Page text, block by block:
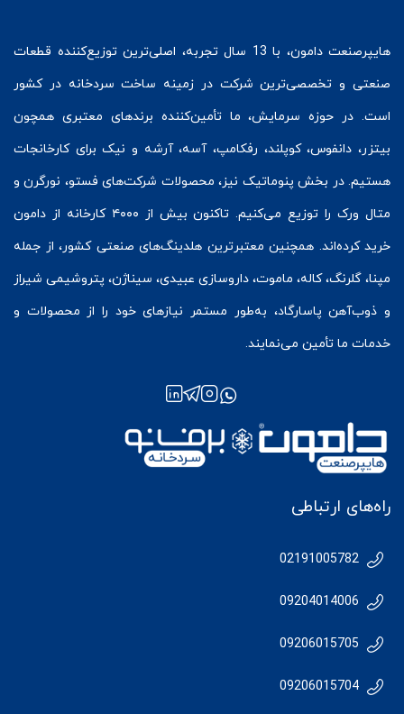
هایپرصنعت
دامون، با 13 سال تجربه، اصلی‌ترین توزیع‌کننده قطعات
صنعتی و تخصصی‌ترین شرکت در زمینه ساخت سردخانه در کشور
است. در حوزه سرمایش، ما تأمین‌کننده برندهای معتبری همچون
بیتزر، دانفوس،کوپلند، رفکامپ، آسه، آرشه و نیک برای کارخانجات
هستیم. در بخش پنوماتیک نیز، محصولات شرکت‌های فستو، نورگرن و
متال ورک
را توزیع می‌کنیم. تاکنون بیش از ۴۰۰۰ کارخانه از دامون
خرید کرده‌اند. همچنین معتبرترین هلدینگ‌های صنعتی کشور، از جمله
مپنا، گلرنگ، کاله، ماموت، داروسازی عبیدی، سیناژن، پتروشیمی شیراز
و ذوب‌آهن پاسارگاد، به‌طور مستمر نیازهای خود را از محصولات و
خدمات ما تأمین می‌نمایند.
راه‌های ارتباطی
02191005782
09204014006
09206015705
09206015704